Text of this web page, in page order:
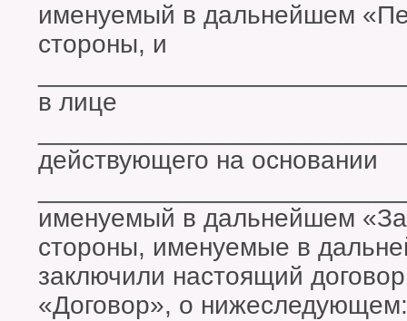
именуемый в дальнейшем
стороны, и
в лице
действующего на основании
именуемый в дальнейшем
стороны, именуемые в
заключили настоящий
«Договор», о нижеследующем: